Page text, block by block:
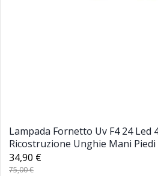
Lampada Fornetto Uv F4 24 Led
Ricostruzione Unghie Mani Piedi
34,90 €
75,00 €